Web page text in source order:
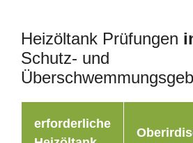
Heizöltank Prüfungen
Schutz- und
erforderliche